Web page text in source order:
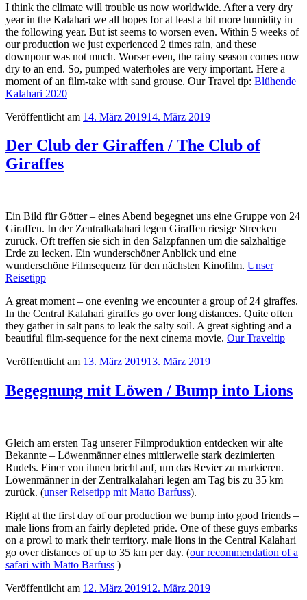
I think the climate will trouble us now worldwide. After a very dry
year in the Kalahari we all hopes for at least a bit more humidity in
the following year. But ist seems to worsen even. Within 5 weeks of
our production we just experienced 2 times rain, and these
downpour was not much. Worser even, the rainy season comes now
dry to an end. So, pumped waterholes are very important. Here a
moment of an film-take with sand grouse. Our Travel tip: Blühende
Kalahari 2020
Veröffentlicht am 14. März 201914. März 2019
Der Club der Giraffen / The Club of
Giraffes
Ein Bild für Götter – eines Abend begegnet uns eine Gruppe von 24
Giraffen. In der Zentralkalahari legen Giraffen riesige Strecken
zurück. Oft treffen sie sich in den Salzpfannen um die salzhaltige
Erde zu lecken. Ein wunderschöner Anblick und eine
wunderschöne Filmsequenz für den nächsten Kinofilm. Unser
Reisetipp
A great moment – one evening we encounter a group of 24 giraffes.
In the Central Kalahari giraffes go over long distances. Quite often
they gather in salt pans to leak the salty soil. A great sighting and a
beautiful film-sequence for the next cinema movie. Our Traveltip
Veröffentlicht am 13. März 201913. März 2019
Begegnung mit Löwen / Bump into Lions
Gleich am ersten Tag unserer Filmproduktion entdecken wir alte
Bekannte – Löwenmänner eines mittlerweile stark dezimierten
Rudels. Einer von ihnen bricht auf, um das Revier zu markieren.
Löwenmänner in der Zentralkalahari legen am Tag bis zu 35 km
zurück. (unser Reisetipp mit Matto Barfuss).
Right at the first day of our production we bump into good friends –
male lions from an fairly depleted pride. One of these guys embarks
on a prowl to mark their territory. male lions in the Central Kalahari
go over distances of up to 35 km per day. (our recommendation of a
safari with Matto Barfuss )
Veröffentlicht am 12. März 201912. März 2019